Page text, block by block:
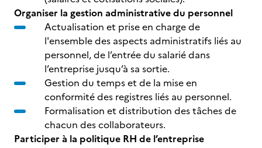
Organiser la gestion administrative du personnel
Actualisation et prise en charge de
l'ensemble des aspects administratifs liés au
personnel, de l’entrée du salarié dans
l’entreprise jusqu’à sa sortie.
Gestion du temps et de la mise en
conformité des registres liés au personnel.
Formalisation et distribution des tâches de
chacun des collaborateurs.
Participer à la politique RH de l’entreprise